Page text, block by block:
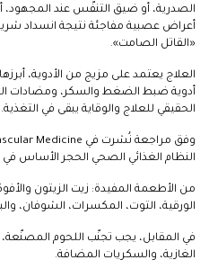
الصدرية، أو ضيق التنفّس عند المجهود،
أعراض عصبية مفاجئة نتيجة انسداد
«القاتل الصامت».
العلاج يعتمد على مزيج من الأدوية،
أدوية ضبط الضغط والسكر، ومضادات
الحقيقي للعلاج والوقاية يبقى في التغذية.
النظام الغذائي الصحي الحجر الأساس في
من الأطعمة المفيدة: زيت الزيتون
الورقية، التوت، المكسرات، الشوفان،
في المقابل، يجب تجنّب اللحوم
الغازية، والسكريات المضافة.